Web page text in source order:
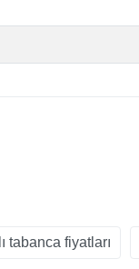
tabanca fiyatları